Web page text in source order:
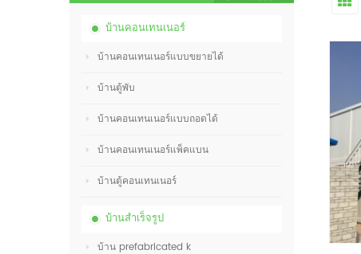
บ้านคอนเทนเนอร์
บ้านคอนเทนเนอร์แบบขยายได้
บ้านตู้พับ
บ้านคอนเทนเนอร์แบบถอดได้
บ้านคอนเทนเนอร์แพ็คแบน
บ้านตู้คอนเทนเนอร์
บ้านสำเร็จรูป
บ้าน prefabricated k